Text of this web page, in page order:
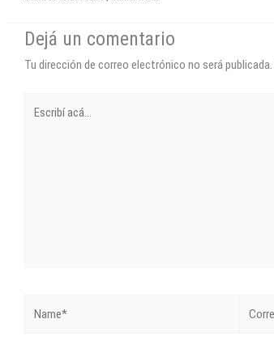
Dejá un comentario
Tu dirección de correo electrónico no será publicada.
acá...